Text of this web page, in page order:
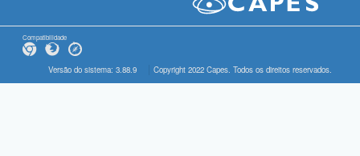
Compatibilidade
Versão do sistema: 3.88.9 Copyright 2022 Capes. Todos os direitos reservados.